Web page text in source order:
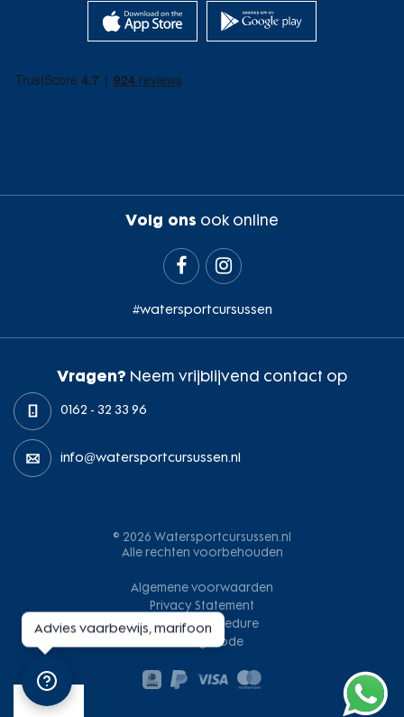
Volg ons ook online
 
#watersportcursussen
Vragen? Neem vrijblijvend contact op
0162 - 32 33 96
info@watersportcursussen.nl
© 2026 Watersportcursussen.nl
Alle rechten voorbehouden
Algemene voorwaarden
Privacy Statement
Klachtenprocedure
Gedragscode
Advies vaarbewijs, marifoon